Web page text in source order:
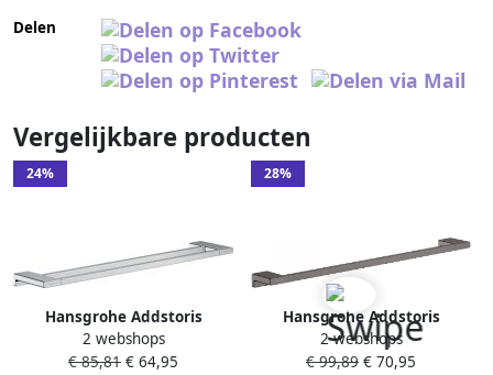
Delen
Vergelijkbare producten
24%
Hansgrohe Addstoris
handdoekhouder wand
dubbel 65cm chroom
2 webshops
€ 85,81 € 64,95
28%
Hansgrohe Addstoris
handdoekhouder wand 65cm
brushed black chroom
2 webshops
€ 99,89 € 70,95